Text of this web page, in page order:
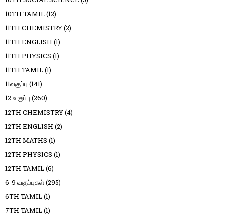
10TH TAMIL(12)
11TH CHEMISTRY(2)
11TH ENGLISH (1)
11TH PHYSICS (1)
11TH TAMIL(1)
11வகுப்பு (141)
12 வகுப்பு (260)
12TH CHEMISTRY(4)
12TH ENGLISH (2)
12TH MATHS (1)
12TH PHYSICS (1)
12TH TAMIL(6)
6-9 வகுப்புகள்(295)
6TH TAMIL(1)
7TH TAMIL(1)